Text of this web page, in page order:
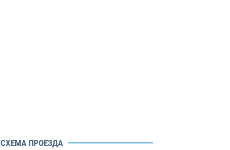
СХЕМА ПРОЕЗДА